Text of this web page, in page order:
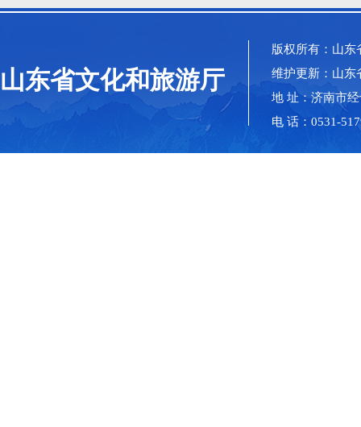
山东省文化和旅游厅
版权所有：山东
维护更新：山东
地 址：济南市
电 话：0531-